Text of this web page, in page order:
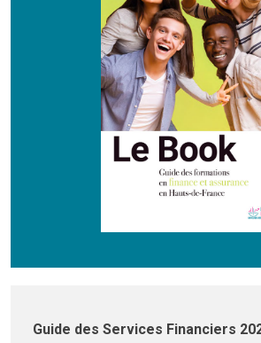
Guide des Services Financiers